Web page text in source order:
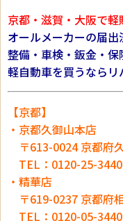
京都・滋賀・大阪で
オールメーカーの届
整備・車検・鈑金・
軽自動車を買うなら
【京都】
・京都久御山本店
〒613-0024 京都府
TEL：0120-25-3440
・精華店
〒619-0237 京都府
TEL：0120-05-3440